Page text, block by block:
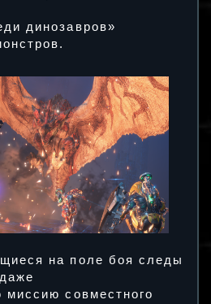
динозавров»
на поле боя следы
миссию совместного